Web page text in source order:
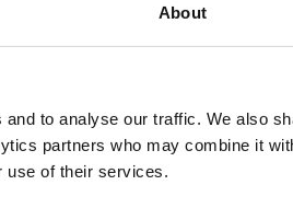
About
to analyse our traffic. We also
partners who may combine it
use of their services.